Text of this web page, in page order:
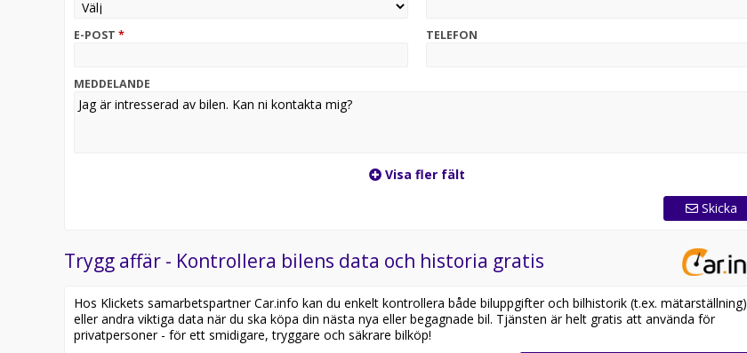
på en annan anläggning eller reserverad*
Utrustning inkluderar:
- Se batteritest på vår hemsida
- Backkamera
Övrig information om bilen:
Besiktigad till och med 2028-06-30
Möjlighet till 12-60 månaders garanti
E-POST * TELEFON
MEDDELANDE
Visa fler fält
Skicka
Trygg affär - Kontrollera bilens data och historia gratis
Hos Klickets samarbetspartner Car.info kan du enkelt kontrollera både biluppgifter och bilhistorik (t.ex. mätarställning)
eller andra viktiga data när du ska köpa din nästa nya eller begagnade bil. Tjänsten är helt gratis att använda för
privatpersoner - för ett smidigare, tryggare och säkrare bilköp!